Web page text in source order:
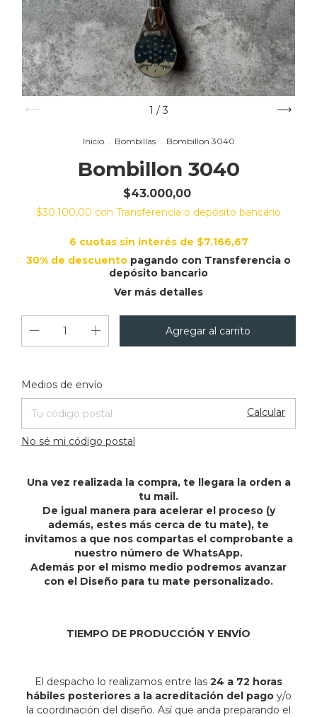
1 / 3
Inicio . Bombillas . Bombillon 3040
Bombillon 3040
$43.000,00
$30.100,00 con Transferencia o depósito bancario
6 cuotas sin interés de $7.166,67
30% de descuento pagando con Transferencia o
depósito bancario
Ver más detalles
Entregas para el CP:
Medios de envío
Calcular
No sé mi código postal
Una vez realizada la compra, te llegara la orden a
tu mail.
De igual manera para acelerar el proceso (y
además, estes más cerca de tu mate), te
invitamos a que nos compartas el comprobante a
nuestro número de WhatsApp.
Además por el mismo medio podremos avanzar
con el Diseño para tu mate personalizado.
TIEMPO DE PRODUCCIÓN Y ENVÍO
El despacho lo realizamos entre las 24 a 72 horas
hábiles posteriores a la acreditación del pago y/o
la coordinación del diseño. Así que anda preparando el